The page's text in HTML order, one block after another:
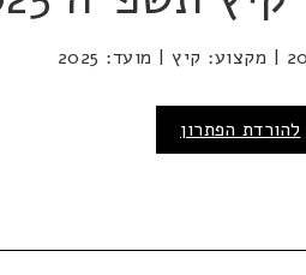
להורדת הפתרון